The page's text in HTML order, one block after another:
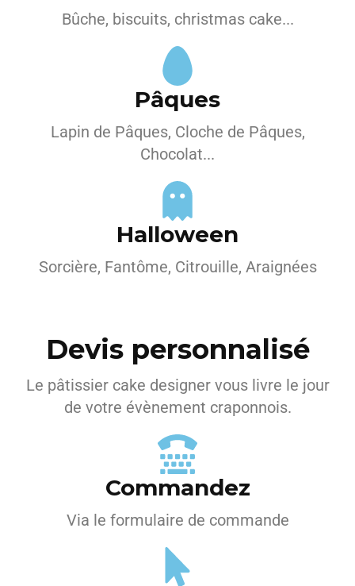
Bûche, biscuits, christmas cake...
Pâques
Lapin de Pâques, Cloche de Pâques,
Chocolat...
Halloween
Sorcière, Fantôme, Citrouille, Araignées
Devis personnalisé
Le pâtissier cake designer vous livre le jour
de votre évènement craponnois.
Commandez
Via le formulaire de commande